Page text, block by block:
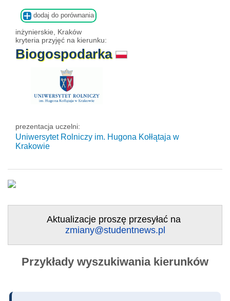
dodaj do porównania
inżynierskie, Kraków
kryteria przyjęć na kierunku:
Biogospodarka
prezentacja uczelni:
Uniwersytet Rolniczy im. Hugona Kołłątaja w
Krakowie
Aktualizacje proszę przesyłać na
zmiany@studentnews.pl
Przykłady wyszukiwania kierunków